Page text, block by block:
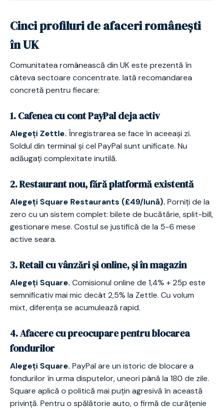
Cinci profiluri de afaceri românești
în UK
Comunitatea românească din UK este prezentă în
câteva sectoare concentrate. Iată recomandarea
concretă pentru fiecare:
1. Cafenea cu cont PayPal deja activ
Alegeți Zettle. Înregistrarea se face în aceeași zi.
Soldul din terminal și cel PayPal sunt unificate. Nu
adăugați complexitate inutilă.
2. Restaurant nou, fără platformă existentă
Alegeți Square Restaurants (£49/lună). Porniți de la
zero cu un sistem complet: bilete de bucătărie, split-bill,
gestionare mese. Costul se justifică de la 5-6 mese
active seara.
3. Retail cu vânzări și online, și în magazin
Alegeți Square. Comisionul online de 1,4% + 25p este
semnificativ mai mic decât 2,5% la Zettle. Cu volum
mixt, diferența se acumulează rapid.
4. Afacere cu preocupare pentru blocarea
fondurilor
Alegeți Square. PayPal are un istoric de blocare a
fondurilor în urma disputelor, uneori până la 180 de zile.
Square aplică o politică mai puțin agresivă în această
privință. Pentru o spălătorie auto, o firmă de curățenie